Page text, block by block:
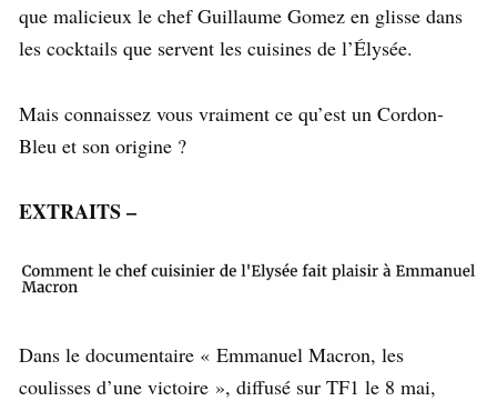
que malicieux le chef Guillaume Gomez en glisse dans
les cocktails que servent les cuisines de l’Élysée.
Mais connaissez vous vraiment ce qu’est un Cordon-
Bleu et son origine ?
EXTRAITS –
Dans le documentaire « Emmanuel Macron, les
coulisses d’une victoire », diffusé sur TF1 le 8 mai,